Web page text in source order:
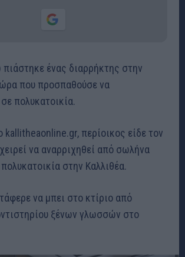
ένας διαρρήκτης στην
ώρα που προσπαθούσε να
πολυκατοικία.
περίοικος είδε τον
να αναρριχηθεί από σωλήνα
στην Καλλιθέα.
να μπει στο κτίριο από
ξένων γλωσσών στο